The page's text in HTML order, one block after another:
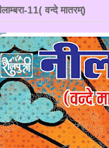
11( वन्दे मातरम्)